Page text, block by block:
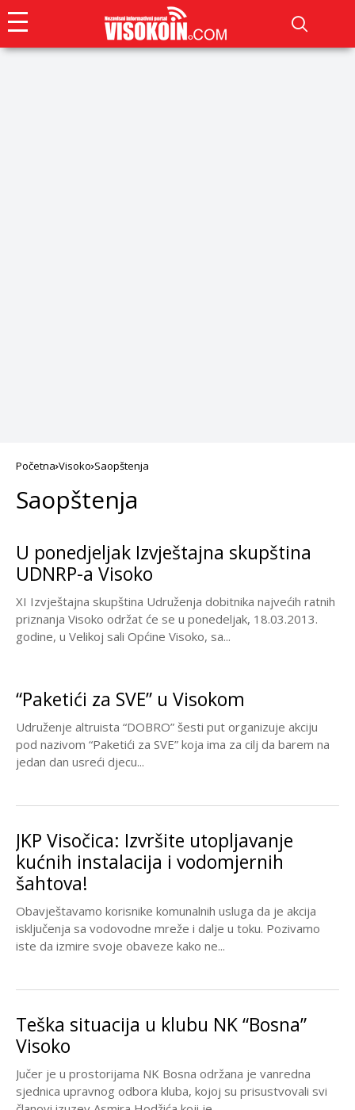
Početna Visoko Saopštenja
Saopštenja
U ponedjeljak Izvještajna skupština
UDNRP-a Visoko
XI Izvještajna skupština Udruženja dobitnika najvećih ratnih
priznanja Visoko održat će se u ponedeljak, 18.03.2013.
godine, u Velikoj sali Općine Visoko, sa...
“Paketići za SVE” u Visokom
Udruženje altruista “DOBRO” šesti put organizuje akciju
pod nazivom “Paketići za SVE” koja ima za cilj da barem na
jedan dan usreći djecu...
JKP Visočica: Izvršite utopljavanje
kućnih instalacija i vodomjernih
šahtova!
Obavještavamo korisnike komunalnih usluga da je akcija
isključenja sa vodovodne mreže i dalje u toku. Pozivamo
iste da izmire svoje obaveze kako ne...
Teška situacija u klubu NK “Bosna”
Visoko
Jučer je u prostorijama NK Bosna održana je vanredna
sjednica upravnog odbora kluba, kojoj su prisustvovali svi